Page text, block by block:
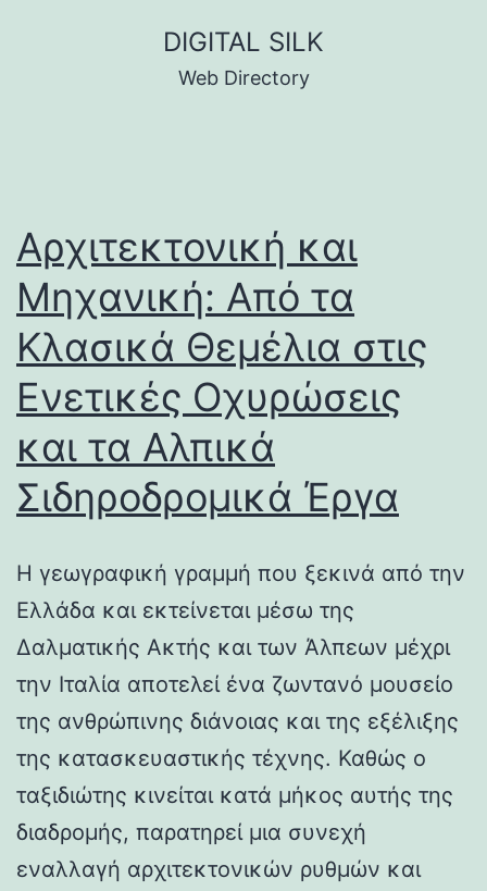
DIGITAL SILK
Web Directory
Αρχιτεκτονική και
Μηχανική: Από τα
Κλασικά Θεμέλια στις
Ενετικές Οχυρώσεις
και τα Αλπικά
Σιδηροδρομικά Έργα
Η γεωγραφική γραμμή που ξεκινά από την
Ελλάδα και εκτείνεται μέσω της
Δαλματικής Ακτής και των Άλπεων μέχρι
την Ιταλία αποτελεί ένα ζωντανό μουσείο
της ανθρώπινης διάνοιας και της εξέλιξης
της κατασκευαστικής τέχνης. Καθώς ο
ταξιδιώτης κινείται κατά μήκος αυτής της
διαδρομής, παρατηρεί μια συνεχή
εναλλαγή αρχιτεκτονικών ρυθμών και